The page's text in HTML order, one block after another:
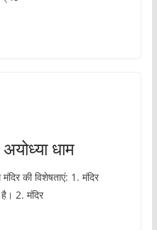
धाम
मंदिर की विशेषताएं: 1. मंदिर
है। 2. मंदिर